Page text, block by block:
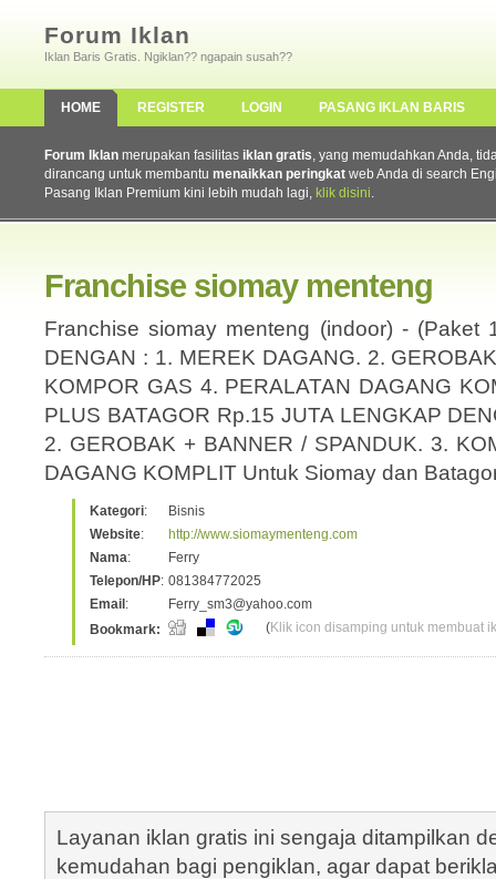
Forum Iklan
Iklan Baris Gratis. Ngiklan?? ngapain susah??
HOME REGISTER LOGIN PASANG IKLAN BARIS
Forum Iklan merupakan fasilitas iklan gratis, yang memudahkan Anda,
dirancang untuk membantu menaikkan peringkat web Anda di search
Pasang Iklan Premium kini lebih mudah lagi, klik disini.
Franchise siomay menteng
Franchise siomay menteng (indoor) - (Paket
DENGAN : 1. MEREK DAGANG. 2.
KOMPOR GAS 4. PERALATAN DAGANG
PLUS BATAGOR Rp.15 JUTA LENGKAP
2. GEROBAK + BANNER / SPANDUK. 3.
DAGANG KOMPLIT Untuk Siomay dan
Kategori:
Bisnis
Website:
http://www.siomaymenteng.com
Nama:
Ferry
Telepon/HP: 081384772025
Email :
Ferry_sm3@yahoo.com
Bookmark:
(Klik icon disamping untuk membuat
Layanan iklan gratis ini sengaja ditampilkan
kemudahan bagi pengiklan, agar dapat